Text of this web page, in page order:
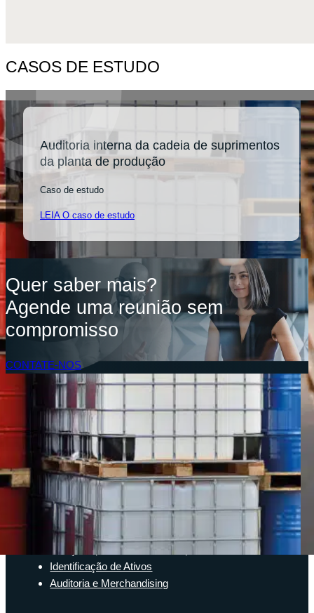
CASOS DE ESTUDO
Auditoria interna da cadeia de suprimentos
da planta de produção
Caso de estudo
LEIA O caso de estudo
Quer saber mais?
Agende uma reunião sem
compromisso
CONTATE-NOS
Acesso do Cliente
SOLUÇÕES
Soluções de inventário
Solução de Software Enterprise
Soluções para a cadeia de suprimentos
Identificação de Ativos
Auditoria e Merchandising